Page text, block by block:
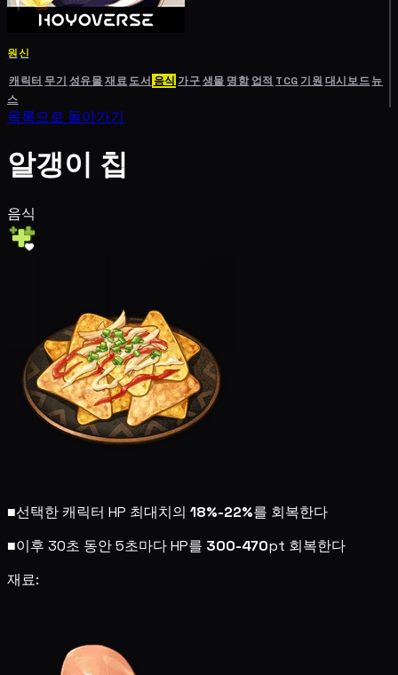
원신
캐릭터 무기 성유물재료도서 음식 가구생물 명함 업적 TCG기원 대시보드뉴
스
목록으로 돌아가기
알갱이 칩
음식
■선택한 캐릭터 HP 최대치의 18%-22%를 회복한다
■이후 30초 동안 5초마다 HP를 300-470pt 회복한다
재료: